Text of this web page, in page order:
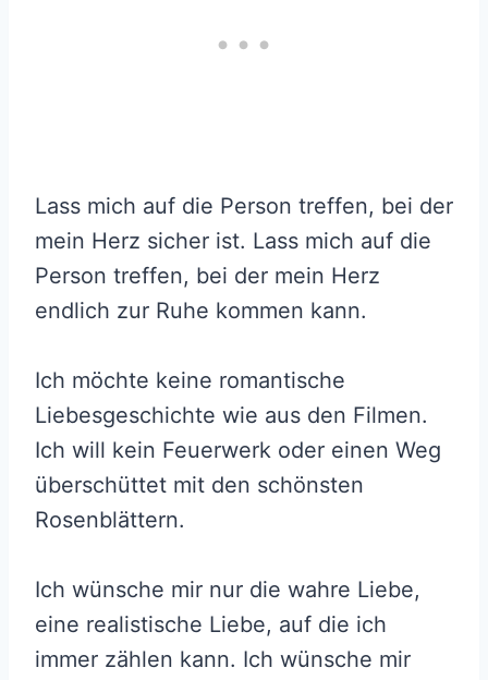
Lass mich auf die Person treffen, bei der
mein Herz sicher ist. Lass mich auf die
Person treffen, bei der mein Herz
endlich zur Ruhe kommen kann.
Ich möchte keine romantische
Liebesgeschichte wie aus den Filmen.
Ich will kein Feuerwerk oder einen Weg
überschüttet mit den schönsten
Rosenblättern.
Ich wünsche mir nur die wahre Liebe,
eine realistische Liebe, auf die ich
immer zählen kann. Ich wünsche mir